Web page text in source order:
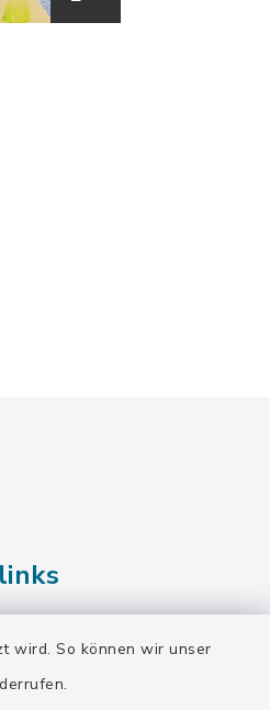
wird. So können wir unser